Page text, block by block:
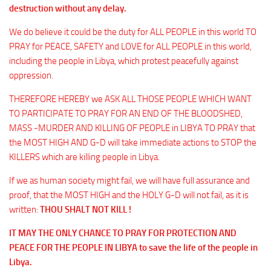
destruction without any delay.
We do believe it could be the duty for ALL PEOPLE in this world TO
PRAY for PEACE, SAFETY and LOVE for ALL PEOPLE in this world,
including the people in Libya, which protest peacefully against
oppression.
THEREFORE HEREBY we ASK ALL THOSE PEOPLE WHICH WANT
TO PARTICIPATE TO PRAY FOR AN END OF THE BLOODSHED,
MASS -MURDER AND KILLING OF PEOPLE in LIBYA TO PRAY that
the MOST HIGH AND G-D will take immediate actions to STOP the
KILLERS which are killing people in Libya.
If we as human society might fail, we will have full assurance and
proof, that the MOST HIGH and the HOLY G-D will not fail, as it is
written: THOU SHALT NOT KILL !
IT MAY THE ONLY CHANCE TO PRAY FOR PROTECTION AND
PEACE FOR THE PEOPLE IN LIBYA to save the life of the people in
Libya.